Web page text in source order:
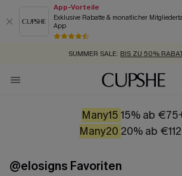
App-Vorteile
Exklusive Rabatte & monatlicher
App
GRATIS MASSBAND MIT JEDEM
SUMMER SALE:
ZUM NEWSLETTER:BIS ZU -20% EXTRA
KOSTENLOSER VERSAND AB 89 €
Many15 15% ab
Many20 20% ab
@elosigns Favoriten